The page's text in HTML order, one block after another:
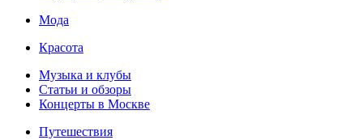
Мода
Красота
Музыка и клубы
Статьи и обзоры
Концерты в Москве
Путешествия